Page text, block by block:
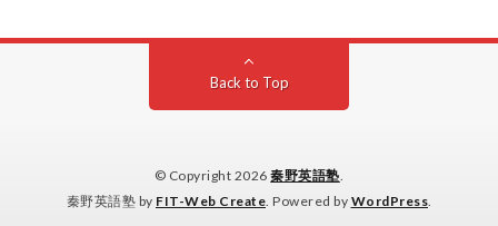
Back to Top
© Copyright 2026秦野英語塾
秦野英語塾 by FIT-Web Create . Powered by WordPress